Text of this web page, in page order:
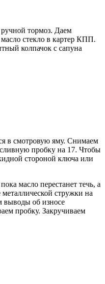
тормоз. Даем
стекло в картер КПП.
колпачок с сапуна
в смотровую яму. Снимаем
пробку на 17. Чтобы
стороной ключа или
масло перестанет течь, а
стружки на
выводы об износе
пробку. Закручиваем